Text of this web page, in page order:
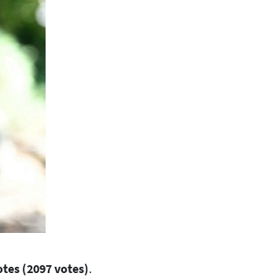
(2097 votes).